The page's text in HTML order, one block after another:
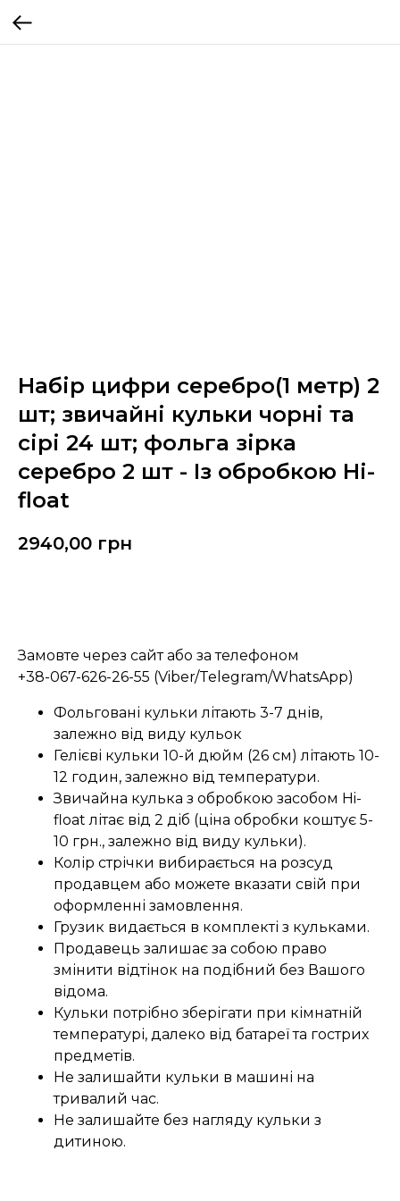
Набір цифри серебро(1 метр) 2
шт; звичайні кульки чорні та
сірі 24 шт; фольга зірка
серебро 2 шт - Із обробкою Hi-
float
2940,00 грн
Замовте через сайт або за телефоном
+38-067-626-26-55 (Viber/Telegram/WhatsApp)
Фольговані кульки літають 3-7 днів,
залежно від виду кульок
Гелієві кульки 10-й дюйм (26 см) літають 10-
12 годин, залежно від температури.
Звичайна кулька з обробкою засобом Hi-
float літає від 2 діб (ціна обробки коштує 5-
10 грн., залежно від виду кульки).
Колір стрічки вибирається на розсуд
продавцем або можете вказати свій при
оформленні замовлення.
Грузик видається в комплекті з кульками.
Продавець залишає за собою право
змінити відтінок на подібний без Вашого
відома.
Кульки потрібно зберігати при кімнатній
температурі, далеко від батареї та гострих
предметів.
Не залишайти кульки в машині на
тривалий час.
Не залишайте без нагляду кульки з
дитиною.